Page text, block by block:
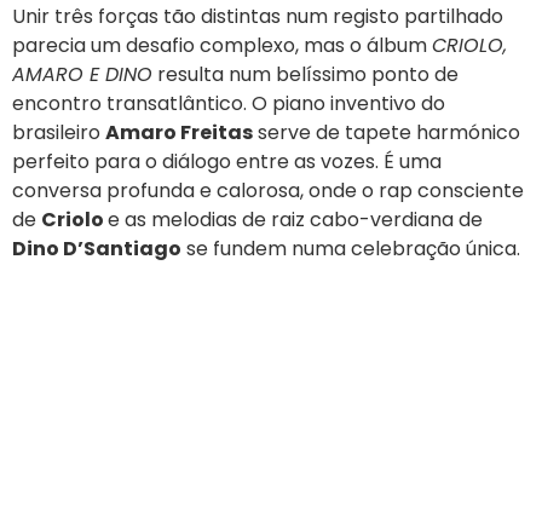
Unir três forças tão distintas num registo partilhado
parecia um desafio complexo, mas o álbumCRIOLO,
AMARO E DINO resulta num belíssimo ponto de
encontro transatlântico. O piano inventivo do
brasileiro Amaro Freitasserve de tapete harmónico
perfeito para o diálogo entre as vozes. É uma
conversa profunda e calorosa, onde o rap consciente
de Crioloe as melodias de raiz cabo-verdiana de
Dino D’Santiago se fundem numa celebração única.